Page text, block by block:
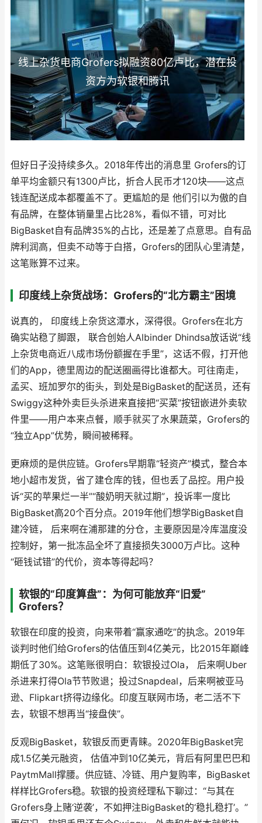
线上杂货电商Grofers拟融资80亿卢比，潜在投
资方为软银和腾讯
但好日子没持续多久。2018年传出的消息里 Grofers的订
单平均金额只有1300卢比，折合人民币才120块——这点
钱连配送成本都覆盖不了。更尴尬的是 他们引以为傲的自
有品牌，在整体销量里占比28%，看似不错，可对比
BigBasket自有品牌35%的占比，还是差了点意思。自有品
牌利润高，但卖不动等于白搭，Grofers的团队心里清楚，
这笔账算不过来。
印度线上杂货战场：Grofers的“北方霸主”困境
说真的， 印度线上杂货这潭水，深得很。Grofers在北方
确实站稳了脚跟， 联合创始人Albinder Dhindsa放话说“线
上杂货电商近八成市场份额握在手里”，这话不假，打开他
们的App，德里周边的配送圈画得比谁都大。可往南走，
孟买、班加罗尔的街头，到处是BigBasket的配送员，还有
Swiggy这种外卖巨头杀进来直接把“买菜”按钮嵌进外卖软
件里——用户本来点餐，顺手就买了水果蔬菜，Grofers的
“独立App”优势，瞬间被稀释。
更麻烦的是供应链。Grofers早期靠“轻资产”模式，整合本
地小超市发货，省了建仓库的钱，但也丢了品控。用户投
诉“买的苹果烂一半”“酸奶明天就过期”，投诉率一度比
BigBasket高20个百分点。2019年他们想学BigBasket自
建冷链， 后来啊在浦那建的分仓，主要原因是冷库温度没
控制好，第一批冻品全坏了直接损失3000万卢比。这种
“砸钱试错”的代价，资本等得起吗？
软银的“印度算盘”：为何可能放弃“旧爱”
Grofers？
软银在印度的投资，向来带着“赢家通吃”的执念。2019年
谈判时他们给Grofers的估值压到4亿美元，比2015年巅峰
期低了30%。这笔账很明白：软银投过Ola， 后来啊Uber
杀进来打得Ola节节败退；投过Snapdeal，后来啊被亚马
逊、Flipkart挤得边缘化。印度互联网市场，老二活不下
去，软银不想再当“接盘侠”。
反观BigBasket，软银反而更青睐。2020年BigBasket完
成1.5亿美元融资， 估值冲到10亿美元，背后有阿里巴巴和
PaytmMall撑腰。供应链、冷链、用户复购率，BigBasket
样样比Grofers稳。软银的投资经理私下聊过：“与其在
Grofers身上赌‘逆袭’，不如押注BigBasket的‘稳扎稳打’。”